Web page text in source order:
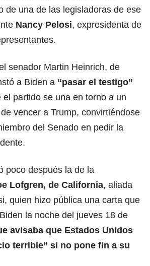
de una de las legisladoras de ese
Nancy Pelosi, expresidenta de
senador Martin Heinrich, de
a Biden a “pasar el testigo”
el partido se una en torno a un
vencer a Trump, convirtiéndose
del Senado en pedir la
poco después la de la
Lofgren, de California, aliada
quien hizo pública una carta que
la noche del jueves 18 de
avisaba que Estados Unidos
terrible” si no pone fin a su